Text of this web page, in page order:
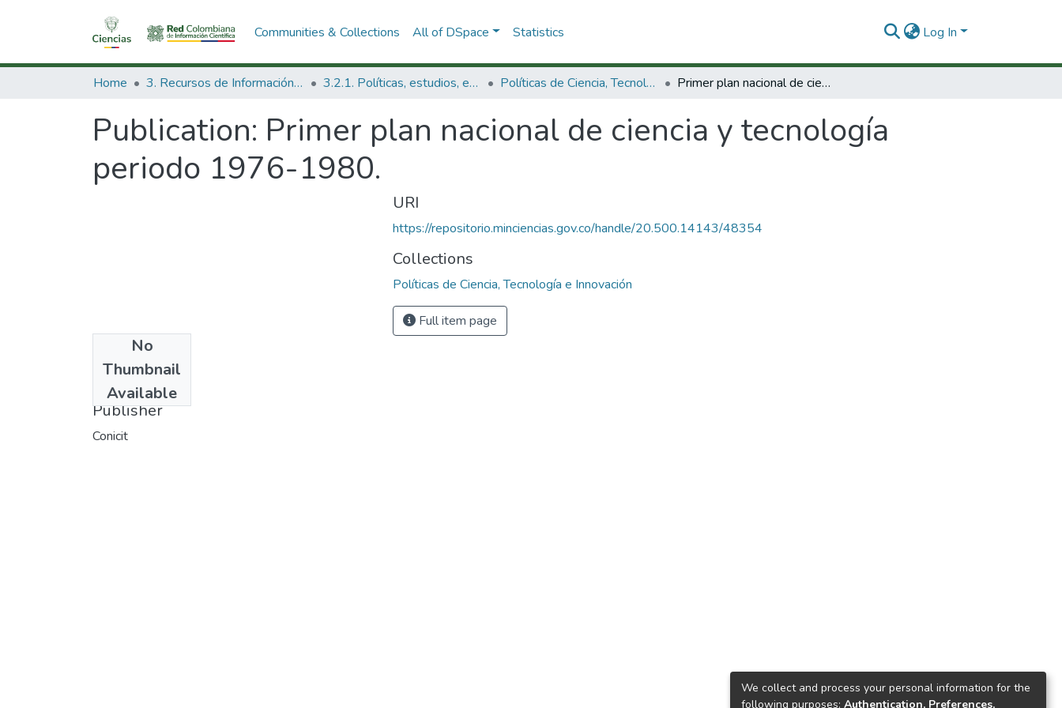
Communities & Collections All of DSpace Statistics Log In
Home 3. Recursos de Información Científica y Tecnológica 3.2.1. Políticas, estudios, evaluaciones e indicadores de CTeI Políticas de Ciencia, Tecnología e Innovación Primer plan nacional de ciencia y tecnología periodo 1976-1980.
Publication: Primer plan nacional de ciencia y tecnología
periodo 1976-1980.
No
Thumbnail
Available
1976
Publisher
Conicit
URI
https://repositorio.minciencias.gov.co/handle/20.500.14143/48354
Collections
Políticas de Ciencia, Tecnología e Innovación
Full item page
We collect and process your personal information for the
following purposes: Authentication, Preferences,